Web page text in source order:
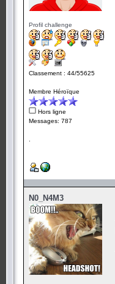
Profil challenge
Classement : 44/55625
Membre Héroïque
Hors ligne
Messages: 787
N0_N4M3